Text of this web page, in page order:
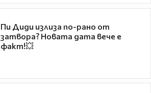
Пи Диди излиза по-рано от
затвора? Новата дата вече е
факт!💥